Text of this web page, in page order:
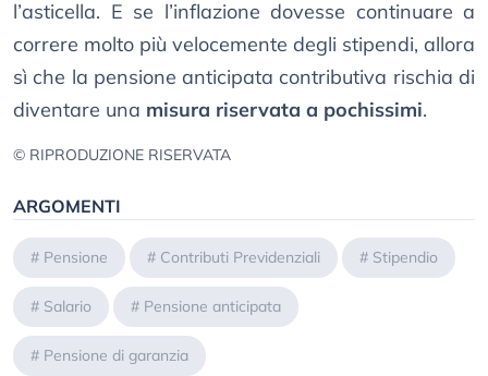
l’asticella. E se l’inflazione dovesse continuare a
correre molto più velocemente degli stipendi, allora
sì che la pensione anticipata contributiva rischia di
diventare una misura riservata a pochissimi.
© RIPRODUZIONE RISERVATA
ARGOMENTI
# Pensione # Contributi Previdenziali # Stipendio
# Salario # Pensione anticipata
# Pensione di garanzia